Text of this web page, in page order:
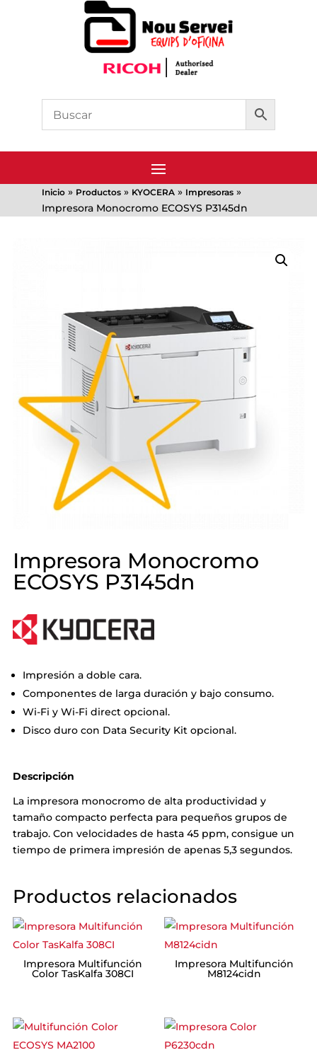
Inicio » Productos » KYOCERA » Impresoras »
Impresora Monocromo ECOSYS P3145dn
Impresora Monocromo
ECOSYS P3145dn
Impresión a doble cara.
Componentes de larga duración y bajo consumo.
Wi-Fi y Wi-Fi direct opcional.
Disco duro con Data Security Kit opcional.
Descripción
La impresora monocromo de alta productividad y
tamaño compacto perfecta para pequeños grupos de
trabajo. Con velocidades de hasta 45 ppm, consigue un
tiempo de primera impresión de apenas 5,3 segundos.
Productos relacionados
Impresora Multifunción
Color TasKalfa 308CI
Impresora Multifunción
M8124cidn